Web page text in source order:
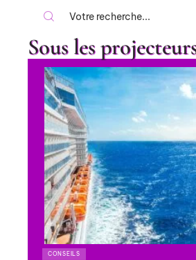
Sous les
CONSEILS